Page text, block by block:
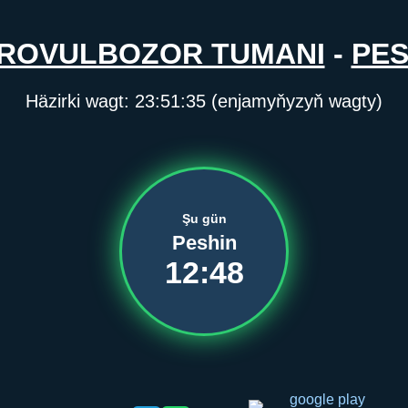
TUMANI -
Häzirki wagt: 23:51:35 (enjamyňyzyň wagty)
Şu gün
Peshin
12:48